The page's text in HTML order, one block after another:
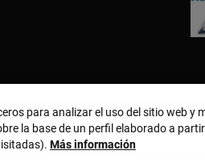
para analizar el uso del sitio web y
la base de un perfil elaborado a
Más información